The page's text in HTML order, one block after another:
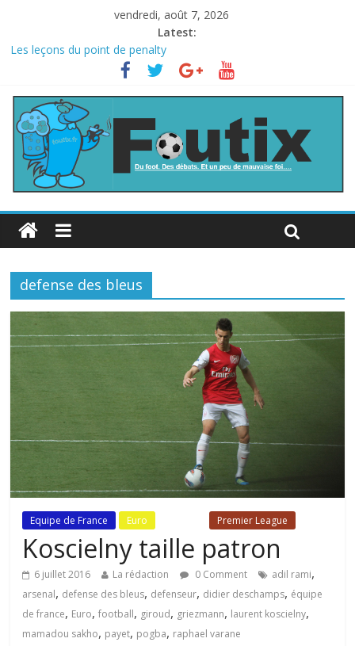
vendredi, août 7, 2026
Latest:
Les leçons du point de penalty
Le football italien retombe dans le chaos
La FIFA veut vendre une part de la Coupe du monde à des fonds
privés, la planète football s’insurge
Les curiosités de la Coupe du monde
L’Inde et la Chine, trop mauvais au football ?
defense des bleus
Equipe de France Euro Premier League
Koscielny taille patron
6 juillet 2016 La rédaction 0 Comment adil rami,
arsenal, defense des bleus, defenseur, didier deschamps, équipe
de france, Euro,football, giroud, griezmann, laurent koscielny,
mamadou sakho, payet, pogba, raphael varane